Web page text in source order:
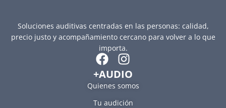
Soluciones auditivas centradas en las personas: calidad,
precio justo y acompañamiento cercano para volver a lo que
importa.
+AUDIO
Quienes somos
Tu audición